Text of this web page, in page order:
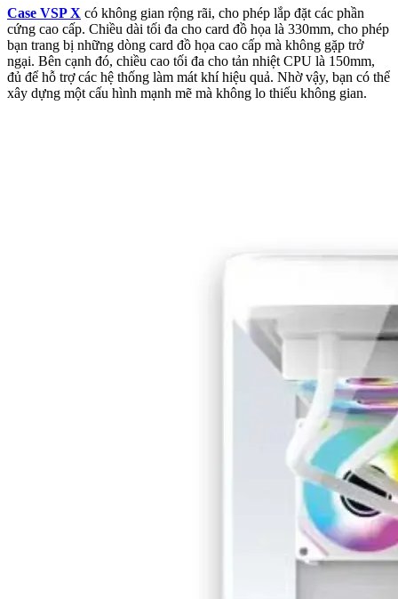
Case VSP X có không gian rộng rãi, cho phép lắp đặt các phần
cứng cao cấp. Chiều dài tối đa cho card đồ họa là 330mm, cho phép
bạn trang bị những dòng card đồ họa cao cấp mà không gặp trở
ngại. Bên cạnh đó, chiều cao tối đa cho tản nhiệt CPU là 150mm,
đủ để hỗ trợ các hệ thống làm mát khí hiệu quả. Nhờ vậy, bạn có thể
xây dựng một cấu hình mạnh mẽ mà không lo thiếu không gian.